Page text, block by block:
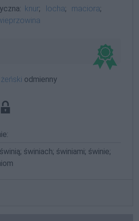
knur; locha; maciora;
odmienny
świniach; świniami; świnie;